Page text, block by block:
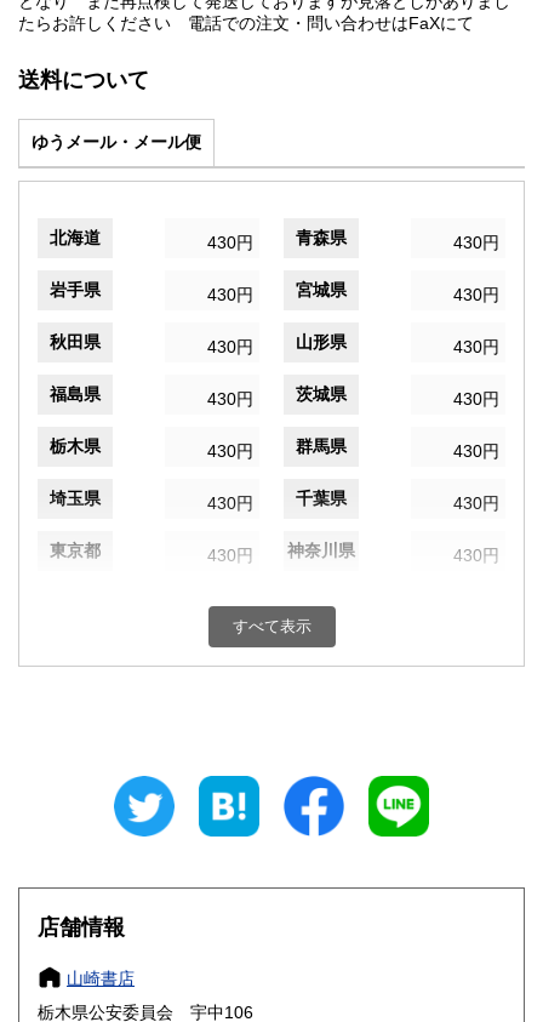
たらお許しください 電話での注文・問い合わせはFaXにて
送料について
ゆうメール・メール便
北海道 430円 青森県 430円
岩手県 430円 宮城県 430円
秋田県 430円 山形県 430円
福島県 430円 茨城県 430円
栃木県 430円 群馬県 430円
埼玉県 430円 千葉県 430円
東京都 430円 神奈川県 430円
430円 富山県
430円 三重県
大阪府
奈良県
すべて表示
店舗情報
山崎書店
栃木県公安委員会 宇中106